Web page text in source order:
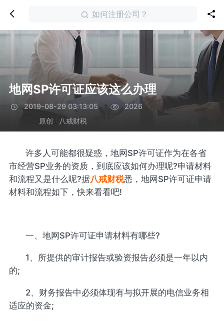
如何注册公司？
地网SP许可证应该这么办理
2019-08-29 03:13:05
2026
原创
八戒财税
许多人可能都很疑惑，地网SP许可证作为在各省
市经营SP业务的资质，到底应该如何办理呢?申请材料
和流程又是什么呢?据八戒财税悉，地网SP许可证申请
材料和流程如下，快来看看吧!
一、地网SP许可证申请材料有哪些?
1、所提供的审计报告或验资报告必须是一年以内
的;
2、财务报告中必须体现有与拟开展的电信业务相
适应的资金;